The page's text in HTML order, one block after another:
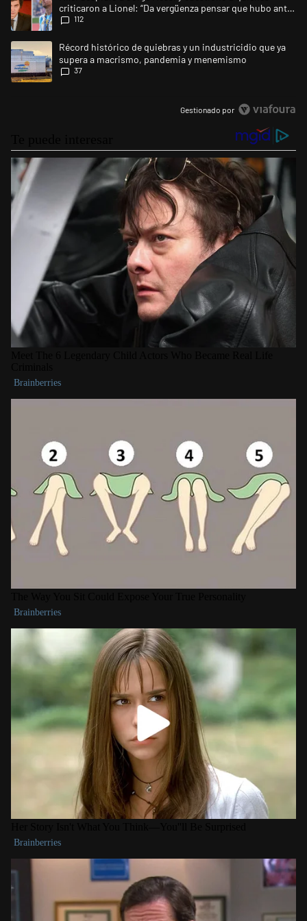
criticaron a Lionel: “Da vergüenza pensar que hubo anti-
Messi”
112
Un artículo de tendencia con el título "Récord histórico de quiebras y
Récord histórico de quiebras y un industricidio que ya
supera a macrismo, pandemia y menemismo
37
Gestionado por